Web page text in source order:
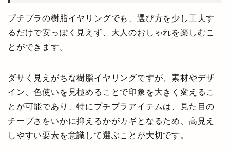
プチプラの樹脂イヤリングでも、選び方を少し工夫す
るだけで安っぽく見えず、大人のおしゃれを楽しむこ
とができます。
ダサく見えがちな樹脂イヤリングですが、素材やデザ
イン、色使いを見極めることで印象を大きく変えるこ
とが可能であり、特にプチプラアイテムは、見た目の
チープさをいかに抑えるかがカギとなるため、高見え
しやすい要素を意識して選ぶことが大切です。